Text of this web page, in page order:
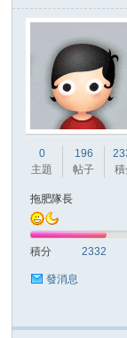
0
主題
196
帖子
拖肥隊長
積分 2332
發消息